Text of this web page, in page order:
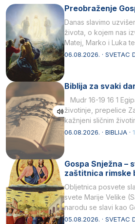
Preobraženje
Danas slavimo
života, o kojem nas
Matej, Marko i Luka
drugoj…
06.08.2026. · SVETAC
Biblija za svaki
Mudr 16-19 16 1
životinje, prepelice
kažnjeni sličnim
kukaca.2 A narod…
06.08.2026. · BIBLIJA ·
Gospa Snježna –
zaštitnica rimske
Obljetnica posvete
svete Marije Velike
narodu se slavi kao
naziv, Sancta Maria…
05.08.2026. · SVETAC